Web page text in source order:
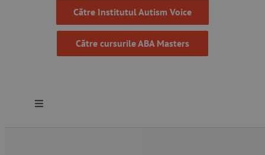
Către Institutul Autism Voice
Către cursurile ABA Masters
Toggle